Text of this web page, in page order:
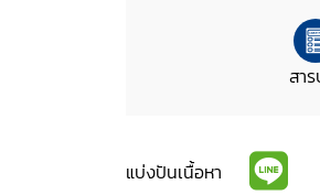
สา
แบ่งปันเนื้อหา